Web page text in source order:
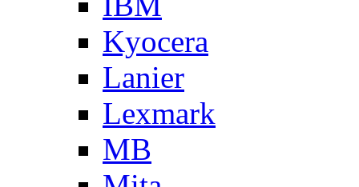
Kyocera
Lanier
Lexmark
MB